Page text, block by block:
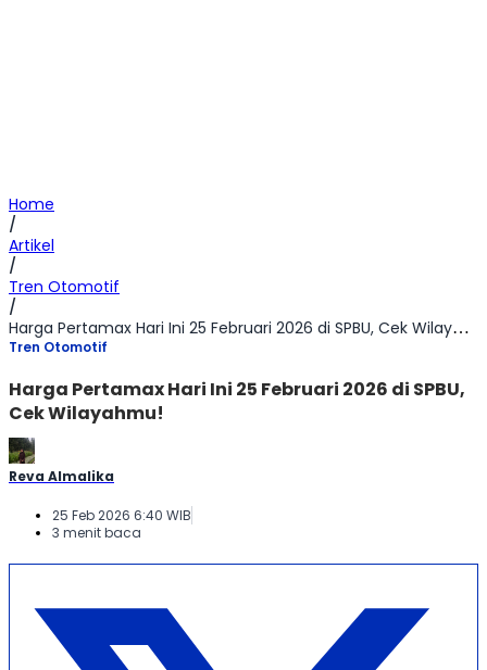
Home
/
Artikel
/
Tren Otomotif
/
Harga Pertamax Hari Ini 25 Februari 2026 di SPBU, Cek Wilayahmu!
Tren Otomotif
Harga Pertamax Hari Ini 25 Februari 2026 di SPBU,
Cek Wilayahmu!
Reva Almalika
25 Feb 2026 6:40 WIB
3 menit baca